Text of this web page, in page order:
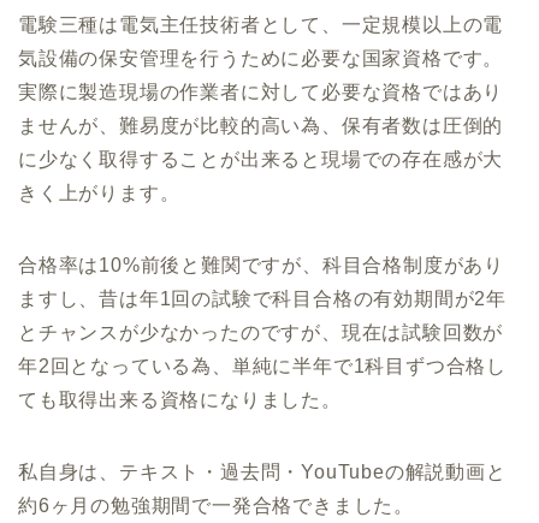
電験三種は電気主任技術者として、一定規模以上の電
気設備の保安管理を行うために必要な国家資格です。
実際に製造現場の作業者に対して必要な資格ではあり
ませんが、難易度が比較的高い為、保有者数は圧倒的
に少なく取得することが出来ると現場での存在感が大
きく上がります。
合格率は10%前後と難関ですが、科目合格制度があり
ますし、昔は年1回の試験で科目合格の有効期間が2年
とチャンスが少なかったのですが、現在は試験回数が
年2回となっている為、単純に半年で1科目ずつ合格し
ても取得出来る資格になりました。
私自身は、テキスト・過去問・YouTubeの解説動画と
約6ヶ月の勉強期間で一発合格できました。